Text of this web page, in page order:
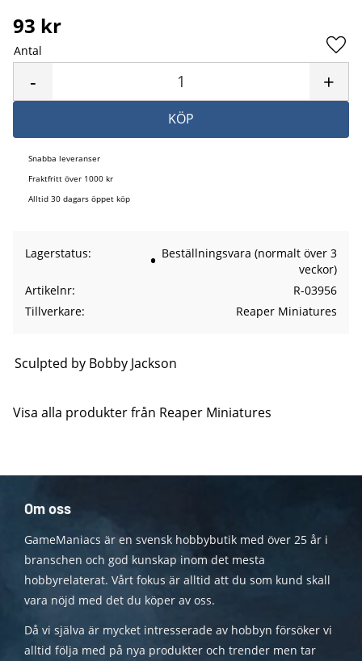
93 kr
Antal
+
-
KÖP
Snabba leveranser
Fraktfritt över 1000 kr
Alltid 30 dagars öppet köp
Lagerstatus
Beställningsvara (normalt över 3
veckor)
Artikelnr
R-03956
Tillverkare
Reaper Miniatures
Sculpted by Bobby Jackson
Visa alla produkter från Reaper Miniatures
Om oss
GameManiacs är en svensk hobbybutik med över 25 år i
branschen och god kunskap inom det mesta
hobbyrelaterat. Vårt fokus är alltid att du som kund skall
vara nöjd med det du köper av oss.
Då vi själva är mycket intresserade av hobbyn försöker vi
alltid följa med på nya produkter och trender men tar